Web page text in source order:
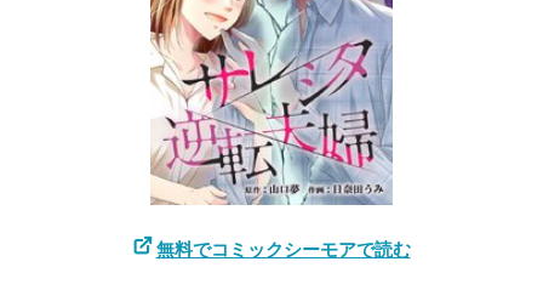
無料でコミックシーモアで読む